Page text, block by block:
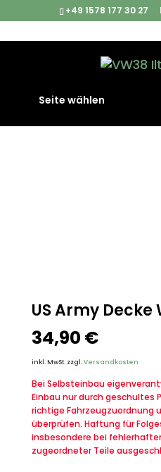
+49 1578 177 30 27
Seite wählen
US Army
34,90 €
inkl. MwSt. zzgl.Versandkosten
Bei Selbsteinbau
Einbau nur durch geschultes
richtige Fahrzeugzuordnung
überprüfen. Haftung für
insbesondere bei
zugeordneter Teile